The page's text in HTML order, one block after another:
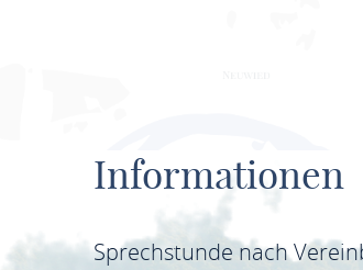
Informationen
Sprechstunde nach